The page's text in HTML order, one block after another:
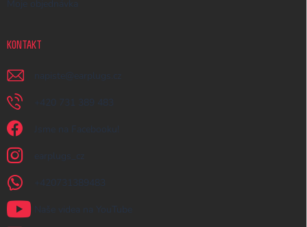
Moje objednávka
KONTAKT
napiste @ earplugs.cz
+420 731 389 483
Jsme na Facebooku!
earplugs_cz
+420731389483
Naše videa na YouTube